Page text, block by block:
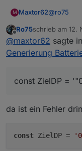
M Maxtor62@ro75
Hi, danke
Meine
const
const
Offline
Ro75schrieb am 12.
zuletzt editiert
@maxtor62 sagte in
Generierung
const ZielDP =
da ist ein Fehler
const ZielDP =